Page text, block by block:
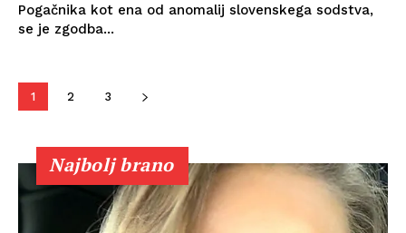
Pogačnika kot ena od anomalij slovenskega sodstva,
se je zgodba...
1 2 3
Najbolj brano